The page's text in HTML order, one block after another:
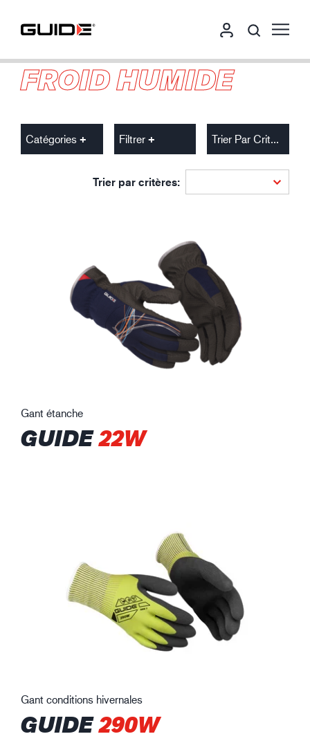
FROID HUMIDE
Catégories Filtrer Trier Par Critères
Trier par critères:
Gant étanche
GUIDE22W
Gant conditions hivernales
GUIDE290W